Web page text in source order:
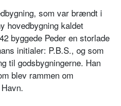
som var brændt i
hovedbygning kaldet
byggede Peder en storlade
initialer: P.B.S., og som
til godsbygningerne. Han
blev rammen om